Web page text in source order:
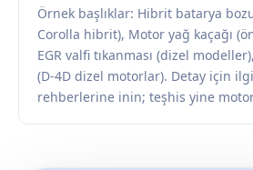
Örnek başlıklar: Hibrit batarya
Corolla hibrit), Motor yağ kaçağı
EGR valfi tıkanması (dizel
(D-4D dizel motorlar). Detay için
rehberlerine inin; teşhis yine motor